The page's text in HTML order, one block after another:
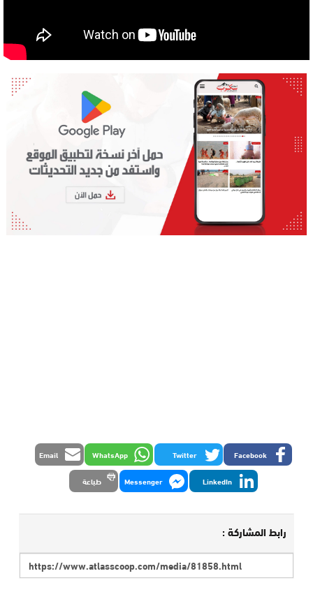
Facebook
Twitter
WhatsApp
Email
LinkedIn
Messenger طباعة
رابط المشاركة :